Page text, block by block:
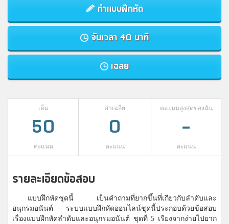
ทำแบบฝึกหัด
จับเวลา 40 นาที
เฉลย
เต็ม
50
คะแนน
ค่าเฉลี่ย
0
คะแนน
คะแนนสูงสุดของฉัน
-
คะแนน
รายละเอียดข้อสอบ
แบบฝึกหัดชุดนี้ เป็นคำถามที่ยากขึ้นที่เกียวกับลำดับและ
อนุกรมอนันต์ ระบบแบบฝึกหัดออนไลน์ชุดนี้ประกอบด้วยข้อสอบ
เรื่องแบบฝึกหัดลำดับและอนุกรมอนันต์ ชุดที่ 5 เรียงจากง่ายไปยาก